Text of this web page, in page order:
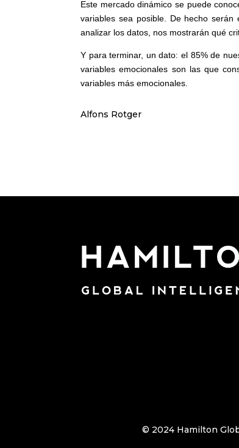
Este mercado dinámico se puede
variables sea posible. De hecho
analizar los datos, nos mostrarán qué
Y para terminar, un dato: el 85% de
variables emocionales son las que
variables más emocionales.
Alfons Rotger
©️ 2024 Hamilton